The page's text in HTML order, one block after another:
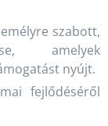
szabott,
amelyek
nyújt.
fejlődéséről